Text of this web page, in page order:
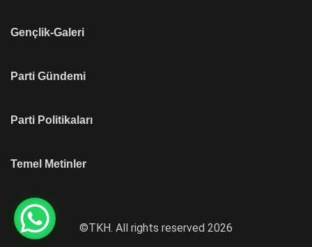
Gençlik-Galeri
Parti Gündemi
Parti Politikaları
Temel Metinler
©TKH. All rights reserved 2026